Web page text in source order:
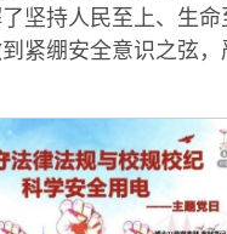
坚持人民至上、生
紧绷安全意识之弦